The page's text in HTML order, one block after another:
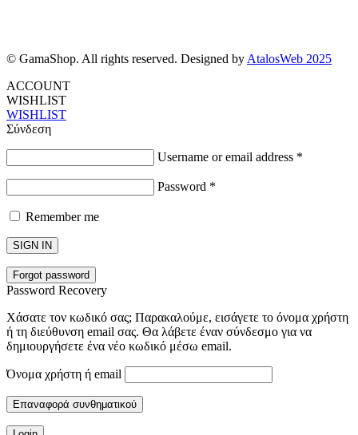
© GamaShop. All rights reserved. Designed by AtalosWeb 2025
ACCOUNT
WISHLIST
WISHLIST
Σύνδεση
Username or email address *
Password *
Remember me
SIGN IN
Forgot password
Password Recovery
Χάσατε τον κωδικό σας; Παρακαλούμε, εισάγετε το όνομα χρήστη
ή τη διεύθυνση email σας. Θα λάβετε έναν σύνδεσμο για να
δημιουργήσετε ένα νέο κωδικό μέσω email.
Όνομα χρήστη ή email
Επαναφορά συνθηματικού